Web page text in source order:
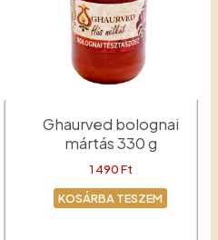
Ghaurved bolognai
mártás 330 g
1 490Ft
KOSÁRBA TESZEM